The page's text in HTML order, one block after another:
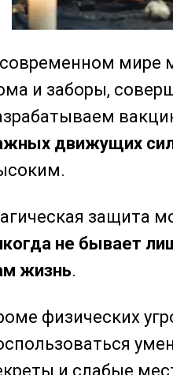
мире
и заборы,
движущих
защита
не бывает
жизнь.
физических
и слабые